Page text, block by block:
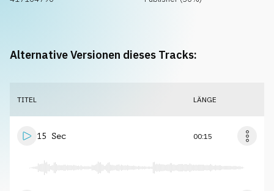
Alternative Versionen dieses Tracks:
TITEL LÄNGE
15 Sec 00:15